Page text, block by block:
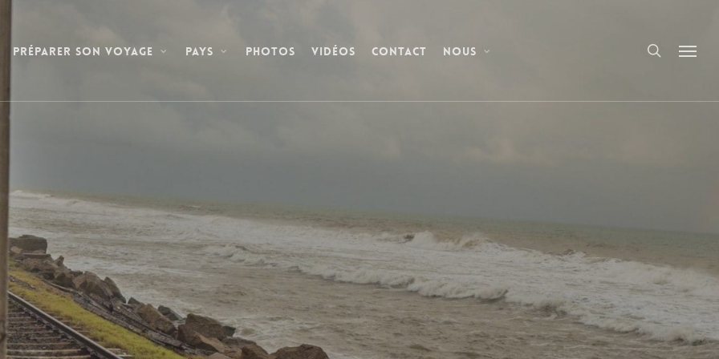
Préparer son voyage Pays Photos Vidéos Contact Nous